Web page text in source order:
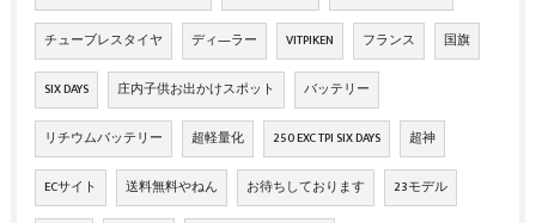
チューブレスタイヤ ディ―ラー VITPIKEN フランス 国旗
SIX DAYS 庄内子供お出かけスポット バッテリー
リチウムバッテリー 超軽量化 250 EXC TPI SIX DAYS 超神
ECサイト 送料無料やねん お待ちしております 23モデル